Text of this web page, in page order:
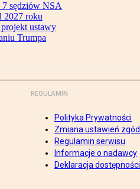
7 sędziów NSA
2027 roku
ustawy
Trumpa
REGULAMIN
Polityka Prywatności
Zmiana ustawień zgód
Regulamin serwisu
Informacje o nadawcy
Deklaracja dostępności